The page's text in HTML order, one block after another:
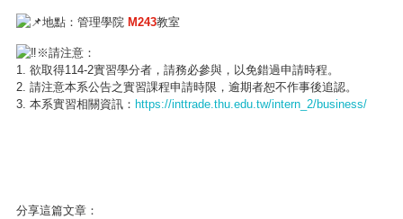
地點：管理學院 M243教室
※請注意：
1. 欲取得114-2實習學分者，請務必參與，以免錯過申請時程。
2. 請注意本系公告之實習課程申請時限，逾期者恕不作事後追認。
3. 本系實習相關資訊： https://inttrade.thu.edu.tw/intern_2/business/
分享這篇文章：